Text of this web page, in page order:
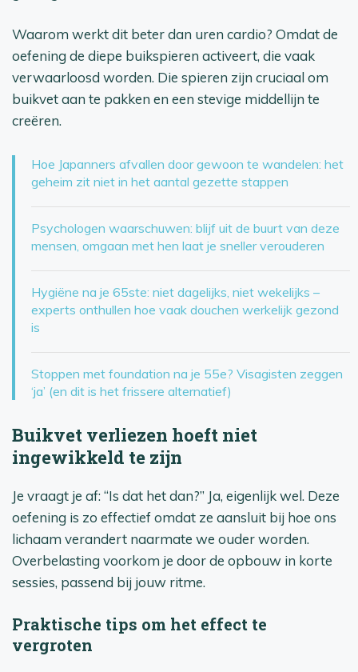
Waarom werkt dit beter dan uren cardio? Omdat de
oefening de diepe buikspieren activeert, die vaak
verwaarloosd worden. Die spieren zijn cruciaal om
buikvet aan te pakken en een stevige middellijn te
creëren.
Hoe Japanners afvallen door gewoon te wandelen: het
geheim zit niet in het aantal gezette stappen
Psychologen waarschuwen: blijf uit de buurt van deze
mensen, omgaan met hen laat je sneller verouderen
Hygiëne na je 65ste: niet dagelijks, niet wekelijks –
experts onthullen hoe vaak douchen werkelijk gezond
is
Stoppen met foundation na je 55e? Visagisten zeggen
‘ja’ (en dit is het frissere alternatief)
Buikvet verliezen hoeft niet
ingewikkeld te zijn
Je vraagt je af: “Is dat het dan?” Ja, eigenlijk wel. Deze
oefening is zo effectief omdat ze aansluit bij hoe ons
lichaam verandert naarmate we ouder worden.
Overbelasting voorkom je door de opbouw in korte
sessies, passend bij jouw ritme.
Praktische tips om het effect te
vergroten